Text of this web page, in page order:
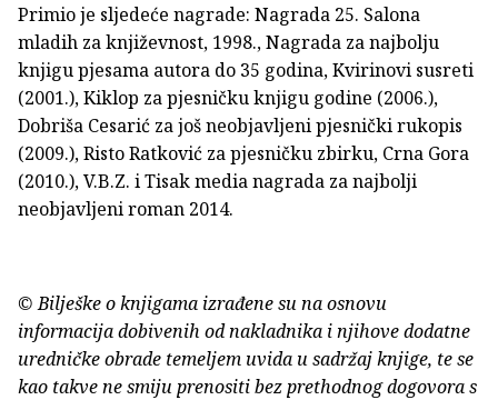
Primio je sljedeće nagrade: Nagrada 25. Salona
mladih za književnost, 1998., Nagrada za najbolju
knjigu pjesama autora do 35 godina, Kvirinovi susreti
(2001.), Kiklop za pjesničku knjigu godine (2006.),
Dobriša Cesarić za još neobjavljeni pjesnički rukopis
(2009.), Risto Ratković za pjesničku zbirku, Crna Gora
(2010.), V.B.Z. i Tisak media nagrada za najbolji
neobjavljeni roman 2014.
© Bilješke o knjigama izrađene su na osnovu
informacija dobivenih od nakladnika i njihove dodatne
uredničke obrade temeljem uvida u sadržaj knjige, te se
kao takve ne smiju prenositi bez prethodnog dogovora s